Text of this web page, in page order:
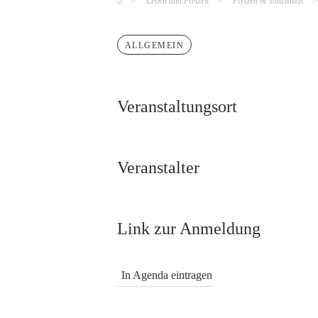
ALLGEMEIN
Veranstaltungsort
Veranstalter
Link zur Anmeldung
In Agenda eintragen